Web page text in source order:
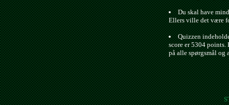
Du skal have
Ellers ville det være
Quizzen
score er 5304 points.
på alle spørgsmål og